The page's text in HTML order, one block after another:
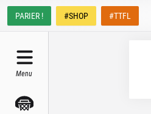
PARIER ! #SHOP #TTFL
Menu